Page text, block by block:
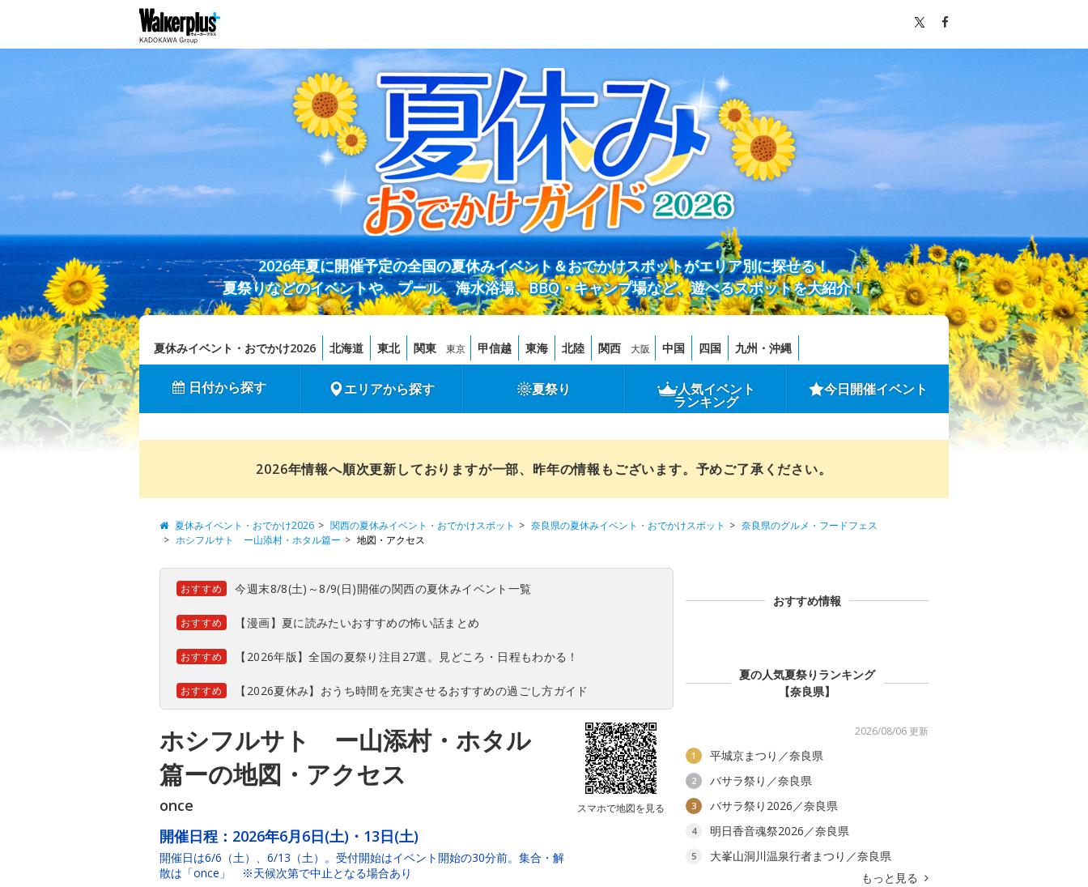
2026年夏に開催予定の全国の夏休みイベント＆おでかけスポットがエリア別に探せる！
夏祭りなどのイベントや、プール、海水浴場、BBQ・キャンプ場など、遊べるスポットを大紹介！
夏休みイベント・おでかけ2026 北海道 東北 関東 東京 甲信越 東海 北陸 関西 大阪 中国 四国 九州・沖縄
日付から探す エリアから探す 夏祭り 人気イベント
ランキング
今日開催イベント
2026年情報へ順次更新しておりますが一部、昨年の情報もございます。予めご了承ください。
夏休みイベント・おでかけ2026 関西の夏休みイベント・おでかけスポット 奈良県の夏休みイベント・おでかけスポット
奈良県のグルメ・フードフェス
ホシフルサト ー山添村・ホタル篇ー
地図・アクセス
おすすめ 今週末8/8(土)～8/9(日)開催の関西の夏休みイベント一覧
おすすめ 【漫画】夏に読みたいおすすめの怖い話まとめ
おすすめ 【2026年版】全国の夏祭り注目27選。見どころ・日程もわかる！
おすすめ 【2026夏休み】おうち時間を充実させるおすすめの過ごし方ガイド
ホシフルサト ー山添村・ホタル
篇ーの地図・アクセス
once スマホで地図を見る
開催日程： 2026年6月6日(土)・13日(土)
開催日は6/6（土）、6/13（土）。受付開始はイベント開始の30分前。集合・解
散は「once」 ※天候次第で中止となる場合あり
おすすめ情報
夏の人気夏祭りランキング
【奈良県】
2026/08/06 更新
1 平城京まつり／奈良県
2 バサラ祭り／奈良県
3 バサラ祭り2026／奈良県
4 明日香音魂祭2026／奈良県
5
大峯山洞川温泉行者まつり／奈良県
もっと見る